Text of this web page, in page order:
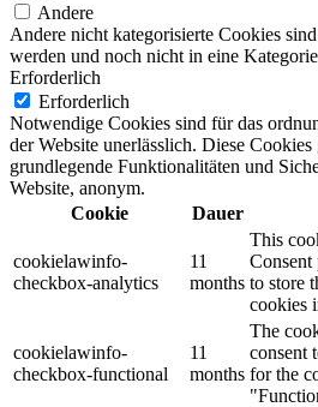
Andere
Andere nicht kategorisierte Cookies
werden und noch nicht in eine
Erforderlich
Erforderlich
Notwendige Cookies sind für das
der Website unerlässlich. Diese Cookies
grundlegende Funktionalitäten und
Website, anonym.
Cookie
Dauer
cookielawinfo-
checkbox-analytics
11
months
This
Consent
to store
cookies
cookielawinfo-
checkbox-functional
11
months
The
consent
for the